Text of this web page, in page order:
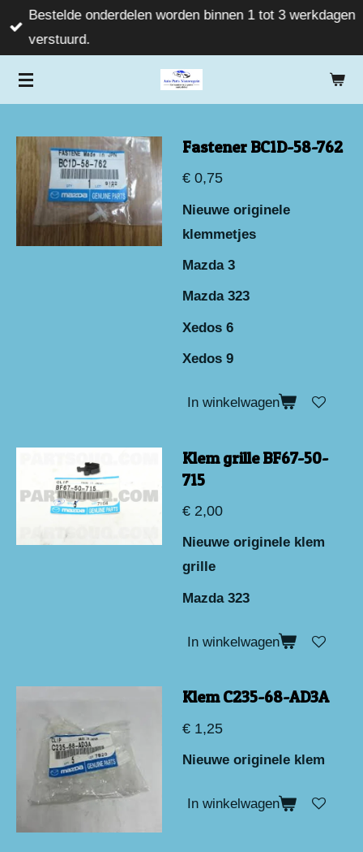
Ga
direct
de
Bestelde onderdelen worden binnen 1 tot 3 werkdagen
verstuurd.
Fastener BC1D-58-762
€ 0,75
Nieuwe originele
klemmetjes
Mazda 3
Mazda 323
Xedos 6
Xedos 9
In winkelwagen
Klem grille BF67-50-
715
€ 2,00
Nieuwe originele klem
grille
Mazda 323
In winkelwagen
Klem C235-68-AD3A
€ 1,25
Nieuwe originele klem
In winkelwagen